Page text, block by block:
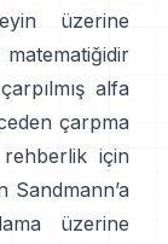
üzerine
matematiğidir
alfa
çarpma
için
Sandmann’a
üzerine